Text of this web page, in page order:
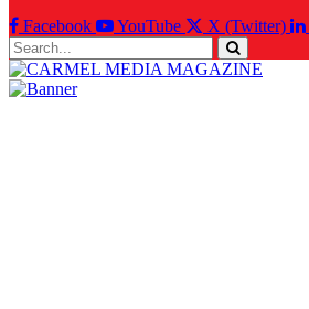
Facebook YouTube X (Twitter)